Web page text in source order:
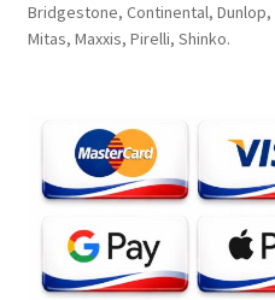
Bridgestone, Continental,
Mitas, Maxxis, Pirelli, Shinko.